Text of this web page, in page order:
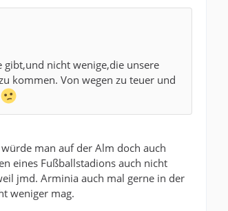
gibt,und nicht wenige,die unsere
kommen. Von wegen zu teuer und
man auf der Alm doch auch
eines Fußballstadions auch nicht
jmd. Arminia auch mal gerne in der
weniger mag.